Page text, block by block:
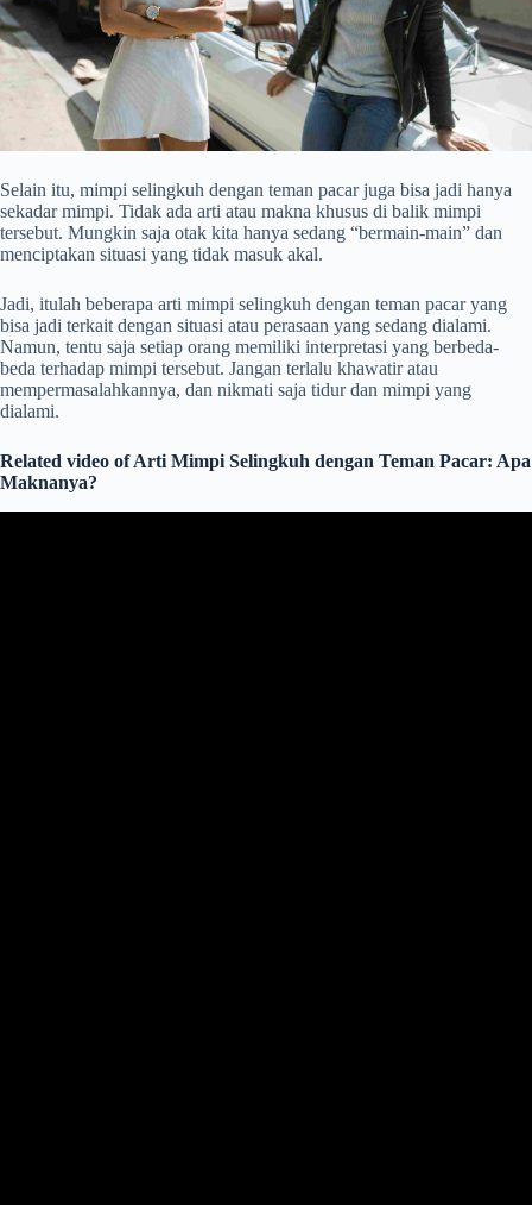
Selain itu, mimpi selingkuh dengan teman pacar juga bisa jadi hanya
sekadar mimpi. Tidak ada arti atau makna khusus di balik mimpi
tersebut. Mungkin saja otak kita hanya sedang “bermain-main” dan
menciptakan situasi yang tidak masuk akal.
Jadi, itulah beberapa arti mimpi selingkuh dengan teman pacar yang
bisa jadi terkait dengan situasi atau perasaan yang sedang dialami.
Namun, tentu saja setiap orang memiliki interpretasi yang berbeda-
beda terhadap mimpi tersebut. Jangan terlalu khawatir atau
mempermasalahkannya, dan nikmati saja tidur dan mimpi yang
dialami.
Related video of Arti Mimpi Selingkuh dengan Teman Pacar: Apa
Maknanya?